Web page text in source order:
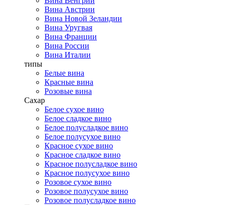
Вина Австрии
Вина Новой Зеландии
Вина Уругвая
Вина Франции
Вина России
Вина Италии
типы
Белые вина
Красные вина
Розовые вина
Сахар
Белое сухое вино
Белое сладкое вино
Белое полусладкое вино
Белое полусухое вино
Красное сухое вино
Красное сладкое вино
Красное полусладкое вино
Красное полусухое вино
Розовое сухое вино
Розовое полусухое вино
Розовое полусладкое вино